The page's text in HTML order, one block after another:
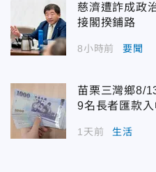
慈濟遭詐成政
接閣揆鋪路
8小時前 要聞
苗栗三灣鄉8/
9名長者匯款
1天前 生活